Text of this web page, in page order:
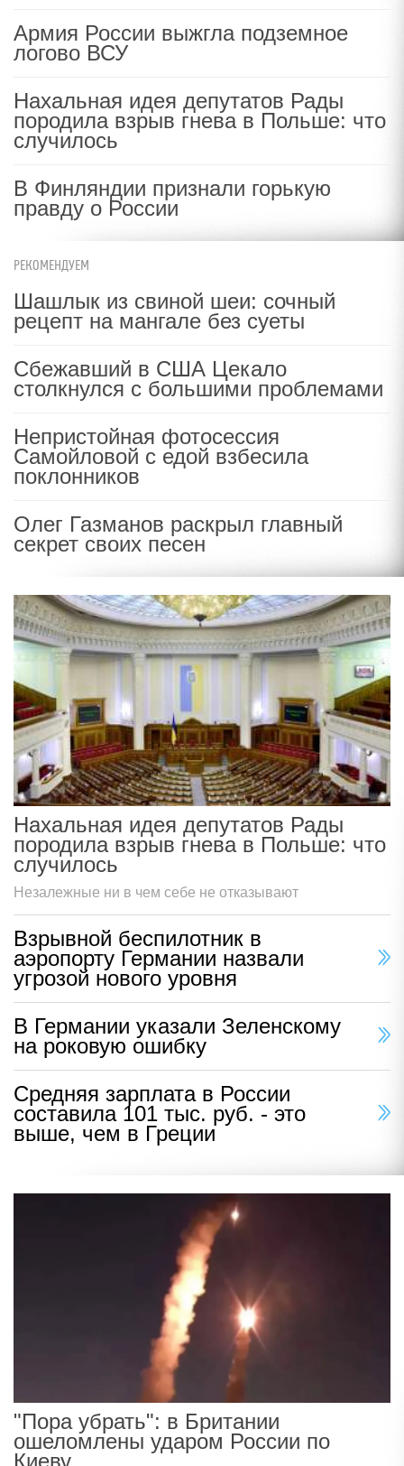
Армия России выжгла подземное
логово ВСУ
Нахальная идея депутатов Рады
породила взрыв гнева в Польше: что
случилось
В Финляндии признали горькую
правду о России
РЕКОМЕНДУЕМ
Шашлык из свиной шеи: сочный
рецепт на мангале без суеты
Сбежавший в США Цекало
столкнулся с большими проблемами
Непристойная фотосессия
Самойловой с едой взбесила
поклонников
Олег Газманов раскрыл главный
секрет своих песен
Нахальная идея депутатов Рады
породила взрыв гнева в Польше: что
случилось
Незалежные ни в чем себе не отказывают
Взрывной беспилотник в
аэропорту Германии назвали
угрозой нового уровня
В Германии указали Зеленскому
на роковую ошибку
Средняя зарплата в России
составила 101 тыс. руб. - это
выше, чем в Греции
"Пора убрать": в Британии
ошеломлены ударом России по